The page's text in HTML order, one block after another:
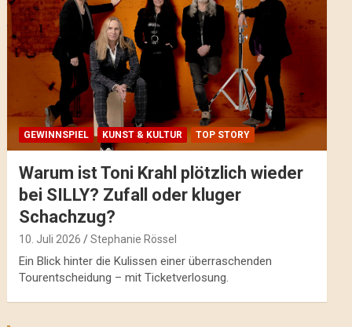
GEWINNSPIEL KUNST & KULTUR TOP STORY
Warum ist Toni Krahl plötzlich wieder
bei SILLY? Zufall oder kluger
Schachzug?
10. Juli 2026 Stephanie Rössel
Ein Blick hinter die Kulissen einer überraschenden
Tourentscheidung – mit Ticketverlosung.